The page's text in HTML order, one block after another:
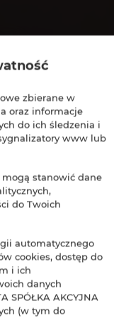
KAPSULE
za rzeczy,
zbierane w
oraz informacje
do ich śledzenia i
www lub
stanowić dane
do Twoich
automatycznego
cookies, dostęp do
i ich
danych
SPÓŁKA AKCYJNA
(w tym do